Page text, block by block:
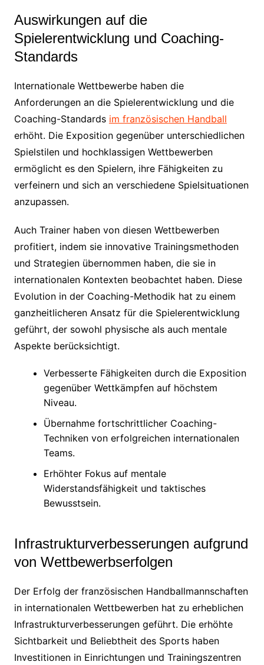
Auswirkungen auf die
Spielerentwicklung und Coaching-
Standards
Internationale Wettbewerbe haben die
Anforderungen an die Spielerentwicklung und die
Coaching-Standards im französischen Handball
erhöht. Die Exposition gegenüber unterschiedlichen
Spielstilen und hochklassigen Wettbewerben
ermöglicht es den Spielern, ihre Fähigkeiten zu
verfeinern und sich an verschiedene Spielsituationen
anzupassen.
Auch Trainer haben von diesen Wettbewerben
profitiert, indem sie innovative Trainingsmethoden
und Strategien übernommen haben, die sie in
internationalen Kontexten beobachtet haben. Diese
Evolution in der Coaching-Methodik hat zu einem
ganzheitlicheren Ansatz für die Spielerentwicklung
geführt, der sowohl physische als auch mentale
Aspekte berücksichtigt.
Verbesserte Fähigkeiten durch die Exposition
gegenüber Wettkämpfen auf höchstem
Niveau.
Übernahme fortschrittlicher Coaching-
Techniken von erfolgreichen internationalen
Teams.
Erhöhter Fokus auf mentale
Widerstandsfähigkeit und taktisches
Bewusstsein.
Infrastrukturverbesserungen aufgrund
von Wettbewerbserfolgen
Der Erfolg der französischen Handballmannschaften
in internationalen Wettbewerben hat zu erheblichen
Infrastrukturverbesserungen geführt. Die erhöhte
Sichtbarkeit und Beliebtheit des Sports haben
Investitionen in Einrichtungen und Trainingszentren